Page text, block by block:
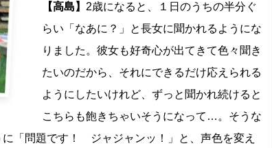
【高島】 2歳になると、１日のうちの半分ぐ
らい「なあに？」と長女に聞かれるようにな
りました。彼女も好奇心が出てきて色々聞き
たいのだから、それにできるだけ応えられる
ようにしたいけれど、ずっと聞かれ続けると
こちらも飽きちゃいそうになって…。そうな
「問題です！ ジャジャンッ！」と、声色を変え